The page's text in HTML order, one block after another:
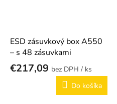
ESD zásuvkový box A550
– s 48 zásuvkami
€217,09
/ ks
Do košíka